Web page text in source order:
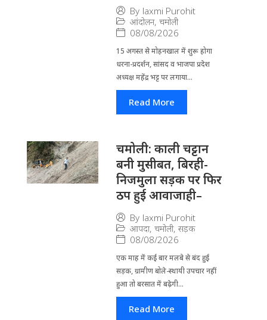
By laxmi Purohit
आंदोलन, चमोली
08/08/2026
15 अगस्त से मोहनखाल में शुरू होगा
धरना-प्रदर्शन, सांसद व भाजपा प्रदेश
अध्यक्ष महेंद्र भट्ट पर लगाया...
Read More
चमोली: काली चट्टान
बनी मुसीबत, बिरही-
निजमुला सड़क पर फिर
ठप हुई आवाजाही–
By laxmi Purohit
आपदा, चमोली, सड़क
08/08/2026
एक माह में कई बार मलबे से बंद हुई
सड़क, ग्रामीण बोले-स्थायी उपचार नहीं
हुआ तो बरसात में बढ़ेगी...
Read More